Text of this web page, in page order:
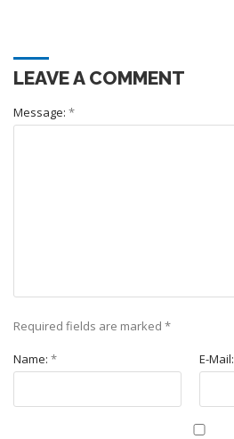
LEAVE A COMMENT
Message: *
Required fields are marked *
Name: * E-Mail: